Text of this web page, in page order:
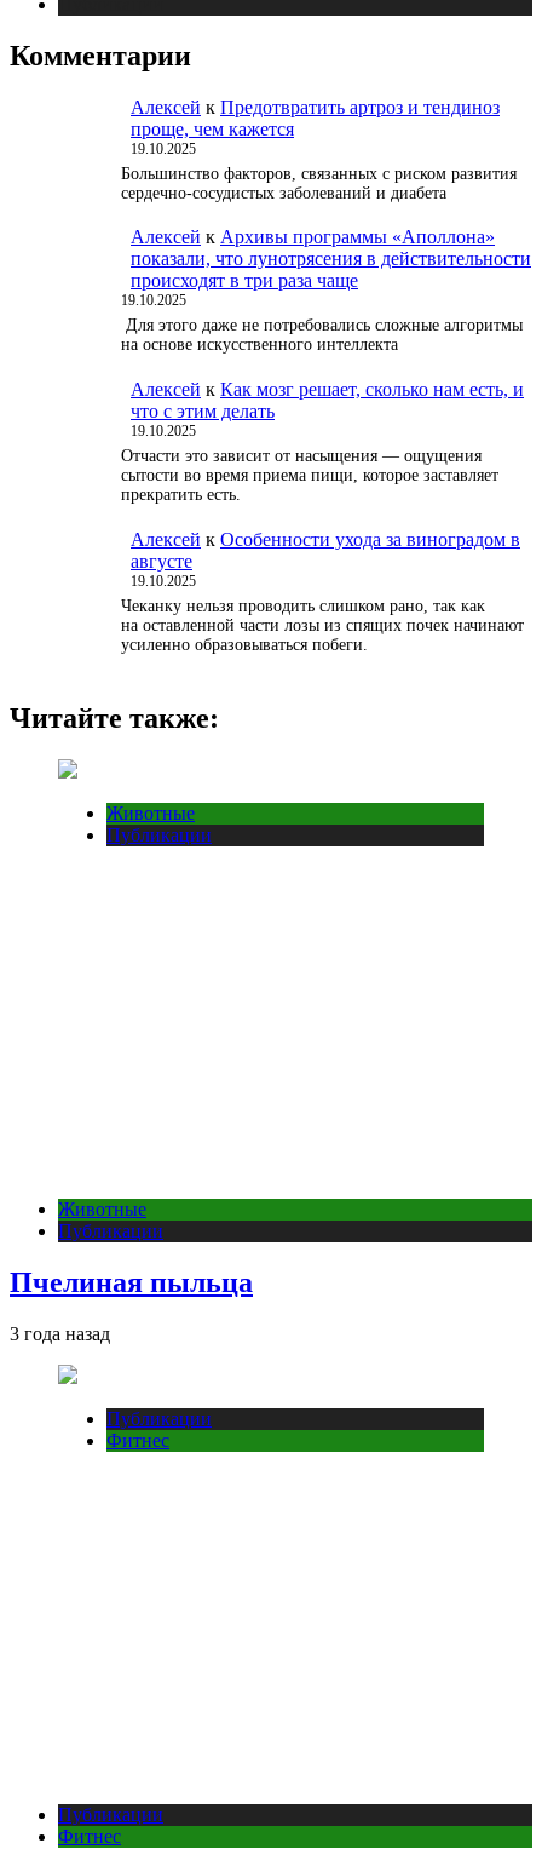
Комментарии
Алексей к Предотвратить артроз и тендиноз
проще, чем кажется
19.10.2025
Большинство факторов, связанных с риском развития
сердечно-сосудистых заболеваний и диабета
Алексей к Архивы программы «Аполлона»
показали, что лунотрясения в действительности
происходят в три раза чаще
19.10.2025
Для этого даже не потребовались сложные алгоритмы
на основе искусственного интеллекта
Алексей к Как мозг решает, сколько нам есть, и
что с этим делать
19.10.2025
Отчасти это зависит от насыщения — ощущения
сытости во время приема пищи, которое заставляет
прекратить есть.
Алексей к Особенности ухода за виноградом в
августе
19.10.2025
Чеканку нельзя проводить слишком рано, так как
на оставленной части лозы из спящих почек начинают
усиленно образовываться побеги.
Читайте также:
Животные
Публикации
Животные
Публикации
Пчелиная пыльца
3 года назад
Публикации
Фитнес
Публикации
Фитнес